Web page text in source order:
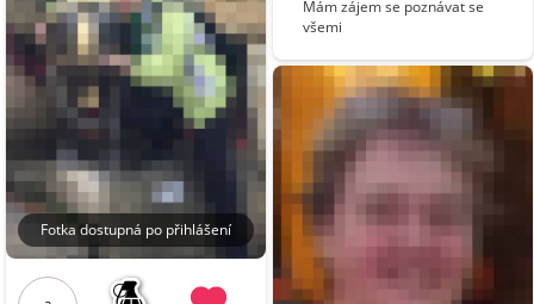
Fotka dostupná po přihlášení
Mám zájem se poznávat se
všemi